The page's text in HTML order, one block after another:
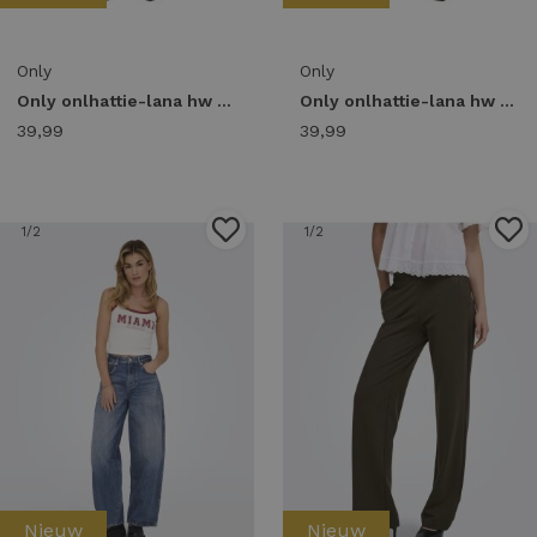
Only
Only onlhattie-lana hw w mel pant tlr noos Chino chocolate torte melange
39,99
Only
Only onlhattie-lana hw w mel pant tlr noos Chino fudge
39,99
1/2
Nieuw
1/2
Nieuw